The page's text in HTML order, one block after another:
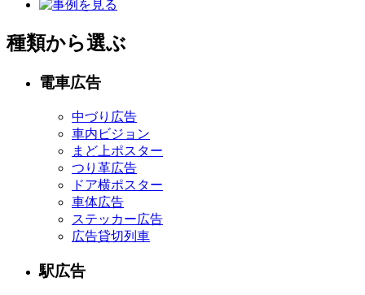
種類から選ぶ
電車広告
中づり広告
車内ビジョン
まど上ポスター
つり革広告
ドア横ポスター
車体広告
ステッカー広告
広告貸切列車
駅広告